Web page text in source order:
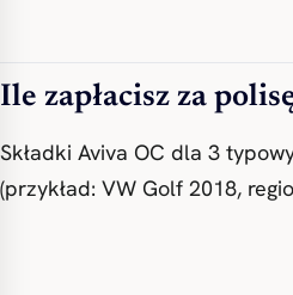
Ile zapłacisz za
Składki Aviva OC dla 3
(przykład: VW Golf 2018,